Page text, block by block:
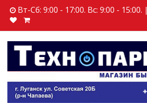
Вт-Сб: 9:00 - 17:00. Вс: 9:00 - 15:00. |